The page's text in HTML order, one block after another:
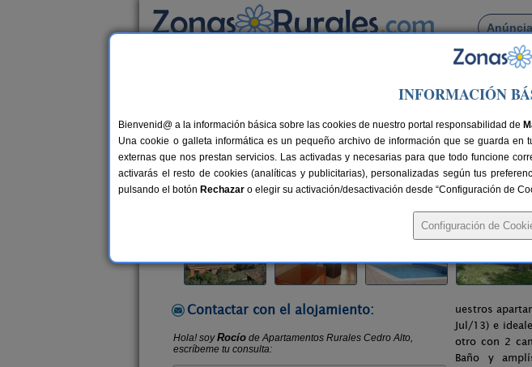
Busca por pueblo
> Apartamentos Rurales Cedro
Apartamentos Rurales Cedro Alto
Apartamentos Rurales en Benaoján (Málaga)
Alquiler completo 2-4+1 plazas 120 km de Málaga
Contactar con el alojamiento:
uestros
Jul/13) e
otro con 2
Baño y
INFORMACIÓN
Bienvenid@ a la información básica sobre las cookies de nuestro portal responsabilidad de
Una cookie o galleta informática es un pequeño archivo de información que se guarda
externas que nos prestan servicios. Las activadas y necesarias para que todo funcione
activarás el resto de cookies (analíticas y publicitarias), personalizadas según tus
pulsando el botón Rechazar o elegir su activación/desactivación desde “Configuración de